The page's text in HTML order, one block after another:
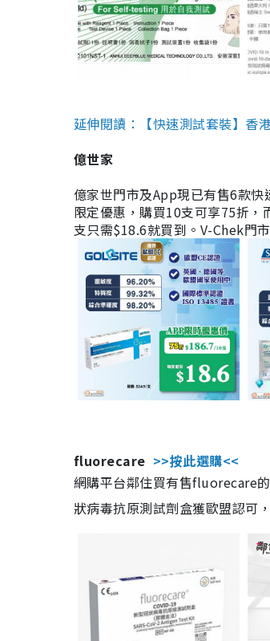
延伸閱讀：【快速測試套裝】香
億世家
億家世門市及App現已有售6款
限定優惠，購買10支可享75折
支只需$18.6就買到。V-Chek門
fluorecare >>按此選購<<
網購平台鄰住買有售fluorecare
狀病毒抗原測試劑盒獲歐盟認可